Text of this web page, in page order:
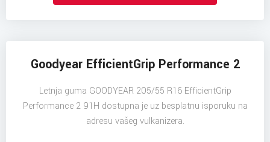
Goodyear EfficientGrip Performance 2
Letnja guma GOODYEAR 205/55 R16 EfficientGrip
Performance 2 91H dostupna je uz besplatnu isporuku na
adresu vašeg vulkanizera.